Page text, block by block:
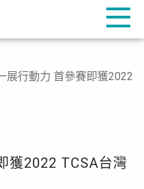
展行動力 首參賽即獲2022
獲2022 TCSA台灣